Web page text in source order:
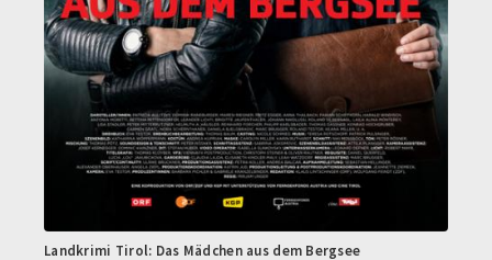
Landkrimi Tirol: Das Mädchen aus dem Bergsee